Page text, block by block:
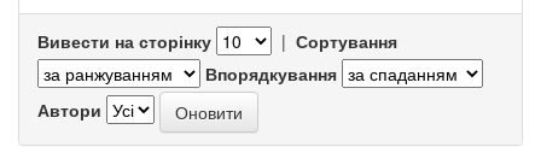
Вивести на сторінку | Сортування
Впорядкування
Автори